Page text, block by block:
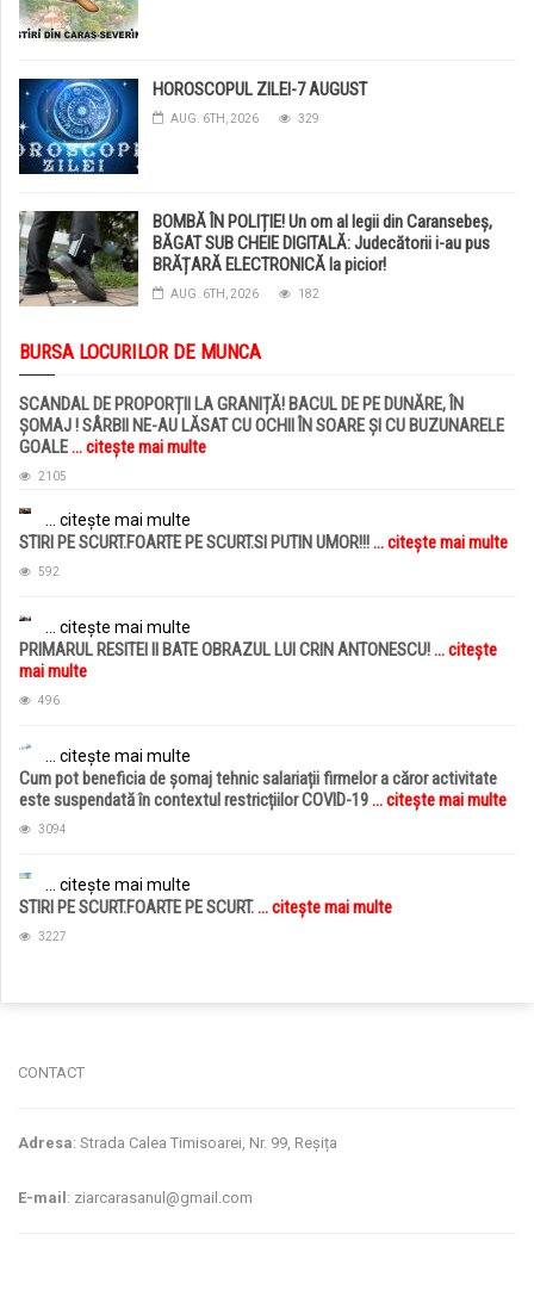
HOROSCOPUL ZILEI-7 AUGUST
AUG. 6TH, 2026 329
BOMBĂ ÎN POLIȚIE! Un om al legii din Caransebeș,
BĂGAT SUB CHEIE DIGITALĂ: Judecătorii i-au pus
BRĂȚARĂ ELECTRONICĂ la picior!
AUG. 6TH, 2026 182
BURSA LOCURILOR DE MUNCA
SCANDAL DE PROPORȚII LA GRANIȚĂ! BACUL DE PE DUNĂRE, ÎN
ȘOMAJ ! SÂRBII NE-AU LĂSAT CU OCHII ÎN SOARE ȘI CU BUZUNARELE
GOALE... citește mai multe
2105
... citește mai multe
STIRI PE SCURT.FOARTE PE SCURT.SI PUTIN UMOR!!!... citește mai multe
592
... citește mai multe
PRIMARUL RESITEI II BATE OBRAZUL LUI CRIN ANTONESCU!... citește
mai multe
496
... citește mai multe
Cum pot beneficia de șomaj tehnic salariații firmelor a căror activitate
este suspendată în contextul restricțiilor COVID-19... citește mai multe
3094
... citește mai multe
STIRI PE SCURT.FOARTE PE SCURT.... citește mai multe
3227
CONTACT
Adresa: Strada Calea Timisoarei, Nr. 99, Reșița
E-mail : ziarcarasanul@gmail.com